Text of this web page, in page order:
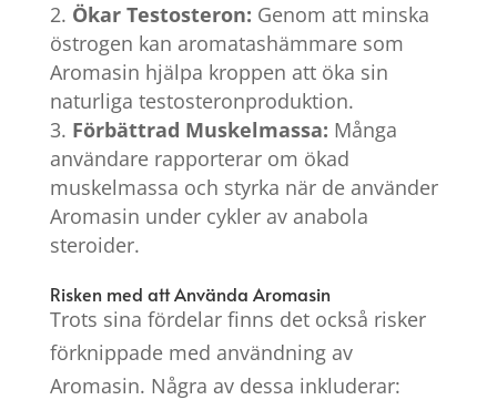
Ökar Testosteron: Genom att minska
östrogen kan aromatashämmare som
Aromasin hjälpa kroppen att öka sin
naturliga testosteronproduktion.
Förbättrad Muskelmassa: Många
användare rapporterar om ökad
muskelmassa och styrka när de använder
Aromasin under cykler av anabola
steroider.
Risken med att Använda Aromasin
Trots sina fördelar finns det också risker
förknippade med användning av
Aromasin. Några av dessa inkluderar: